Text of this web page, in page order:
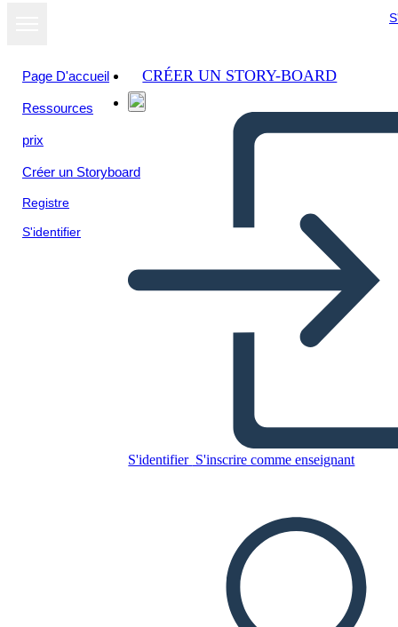
Page D'accueil
Ressources
prix
Créer un Storyboard
Registre
S'identifier
CRÉER UN STORY-BOARD
S'identifier S'inscrire comme enseignant
מדיניות חוץ
CRÉER UN STORYBOARD
LIRE LE DIAPORAMA
LIS-MOI